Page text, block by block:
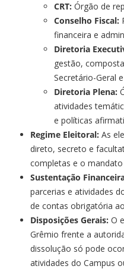
CRT: Órgão de
Conselho Fiscal:
financeira e
Diretoria
gestão,
Secretário-Geral
Diretoria Plena:
atividades
e políticas
Regime Eleitoral: As
direto, secreto e
completas e o
Sustentação
parcerias e atividades
de contas obrigatória
Disposições Gerais: O
Grêmio frente a
dissolução só pode
atividades do Campus